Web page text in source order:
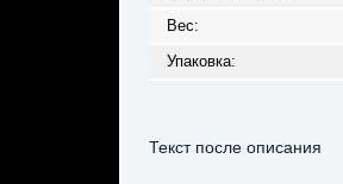
Вес:
Упаковка:
Текст после описания